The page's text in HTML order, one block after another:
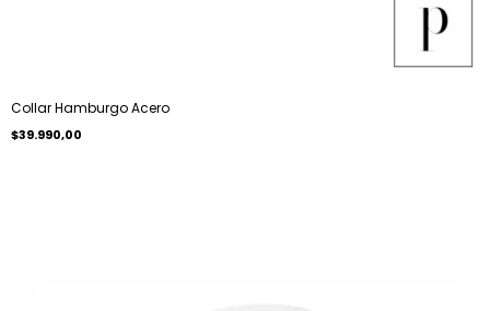
Collar Hamburgo Acero
$39.990,00